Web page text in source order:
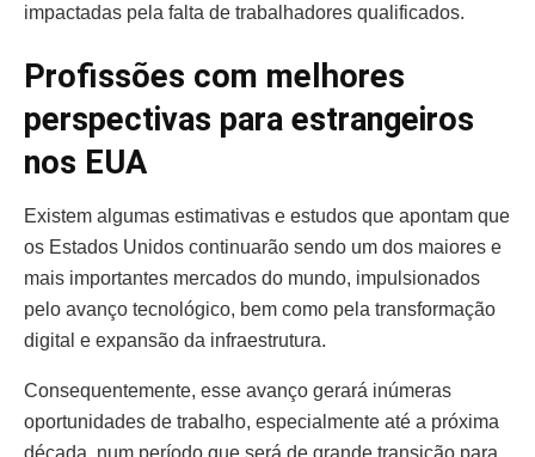
impactadas pela falta de trabalhadores qualificados.
Profissões com melhores
perspectivas para estrangeiros
nos EUA
Existem algumas estimativas e estudos que apontam que
os Estados Unidos continuarão sendo um dos maiores e
mais importantes mercados do mundo, impulsionados
pelo avanço tecnológico, bem como pela transformação
digital e expansão da infraestrutura.
Consequentemente, esse avanço gerará inúmeras
oportunidades de trabalho, especialmente até a próxima
década, num período que será de grande transição para